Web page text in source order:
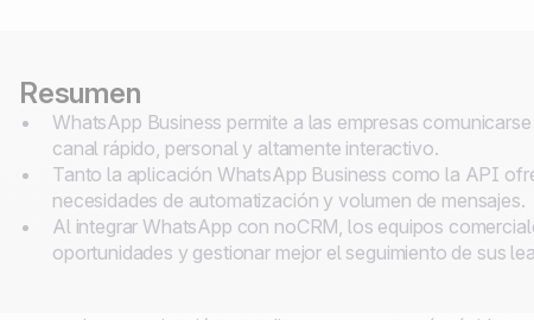
Resumen
WhatsApp Business permite a las empresas
canal rápido, personal y altamente interactivo.
Tanto la aplicación WhatsApp Business como la API
necesidades de automatización y volumen de mensajes.
Al integrar WhatsApp con noCRM, los equipos
oportunidades y gestionar mejor el seguimiento de sus